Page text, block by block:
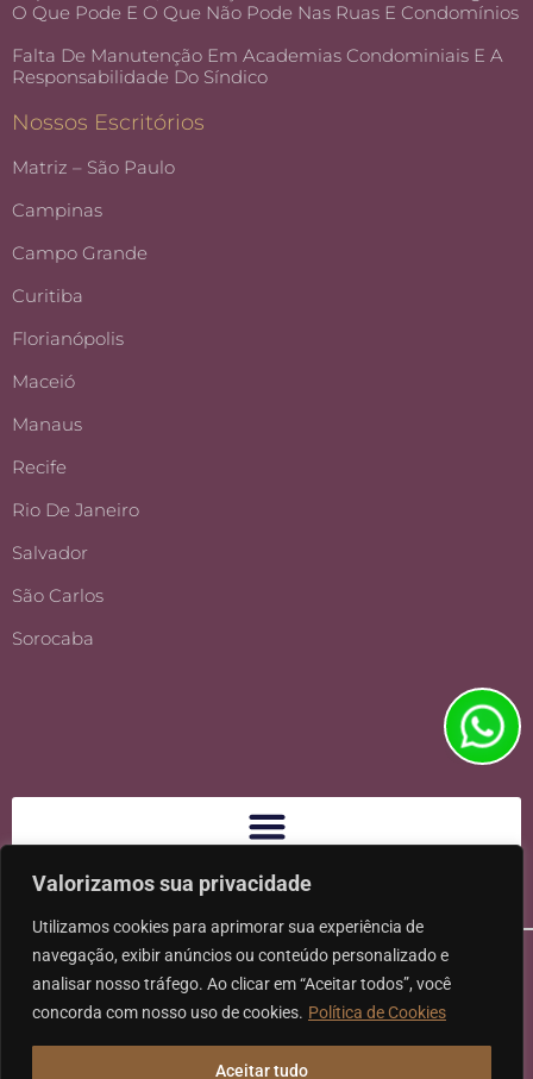
Valorizamos sua privacidade
Utilizamos cookies para aprimorar sua experiência de
navegação, exibir anúncios ou conteúdo personalizado e
analisar nosso tráfego. Ao clicar em “Aceitar todos”, você
concorda com nosso uso de cookies. Política de Cookies
Aceitar tudo
O Que Pode E O Que Não Pode Nas Ruas E Condomínios
Falta De Manutenção Em Academias Condominiais E A
Responsabilidade Do Síndico
Nossos Escritórios
Matriz – São Paulo
Campinas
Campo Grande
Curitiba
Florianópolis
Maceió
Manaus
Recife
Rio De Janeiro
Salvador
São Carlos
Sorocaba
Ⓒ 2026 - Todos os direitos reservados à Karpat Sociedade de